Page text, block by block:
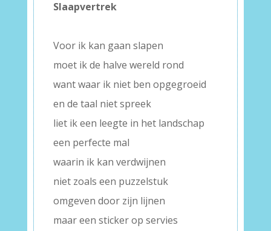
Slaapvertrek
Voor ik kan gaan slapen
moet ik de halve wereld rond
want waar ik niet ben opgegroeid
en de taal niet spreek
liet ik een leegte in het landschap
een perfecte mal
waarin ik kan verdwijnen
niet zoals een puzzelstuk
omgeven door zijn lijnen
maar een sticker op servies